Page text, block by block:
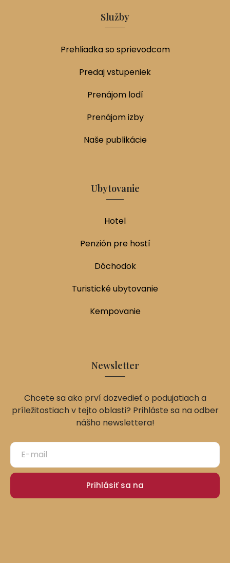
Služby
Prehliadka so sprievodcom
Predaj vstupeniek
Prenájom lodí
Prenájom izby
Naše publikácie
Ubytovanie
Hotel
Penzión pre hostí
Dôchodok
Turistické ubytovanie
Kempovanie
Newsletter
Chcete sa ako prví dozvedieť o podujatiach a
príležitostiach v tejto oblasti? Prihláste sa na odber
nášho newslettera!
Prihlásiť sa na